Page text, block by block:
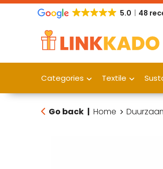
5.0 48
Categories Textile
Go back | Home